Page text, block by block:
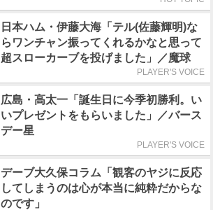
日本ハム・伊藤大海「テル(佐藤輝明)な
らワンチャン振ってくれるかなと思って
超スローカーブを投げました」／魔球
PLAYER'S VOICE
広島・高太一「誕生日に今季初勝利。い
いプレゼントをもらいました」／バース
デー星
PLAYER'S VOICE
デーブ大久保コラム「観客のヤジに反応
してしまうのは心が本当に純粋だからな
のです」